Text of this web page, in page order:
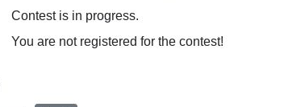
Contest is in progress.
You are not registered for the contest!